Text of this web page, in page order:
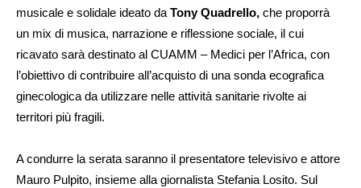
musicale e solidale ideato daTony Quadrello, che proporrà
un mix di musica, narrazione e riflessione sociale, il cui
ricavato sarà destinato al CUAMM – Medici per l’Africa, con
l’obiettivo di contribuire all’acquisto di una sonda ecografica
ginecologica da utilizzare nelle attività sanitarie rivolte ai
territori più fragili.
A condurre la serata saranno il presentatore televisivo e attore
Mauro Pulpito, insieme alla giornalista Stefania Losito. Sul